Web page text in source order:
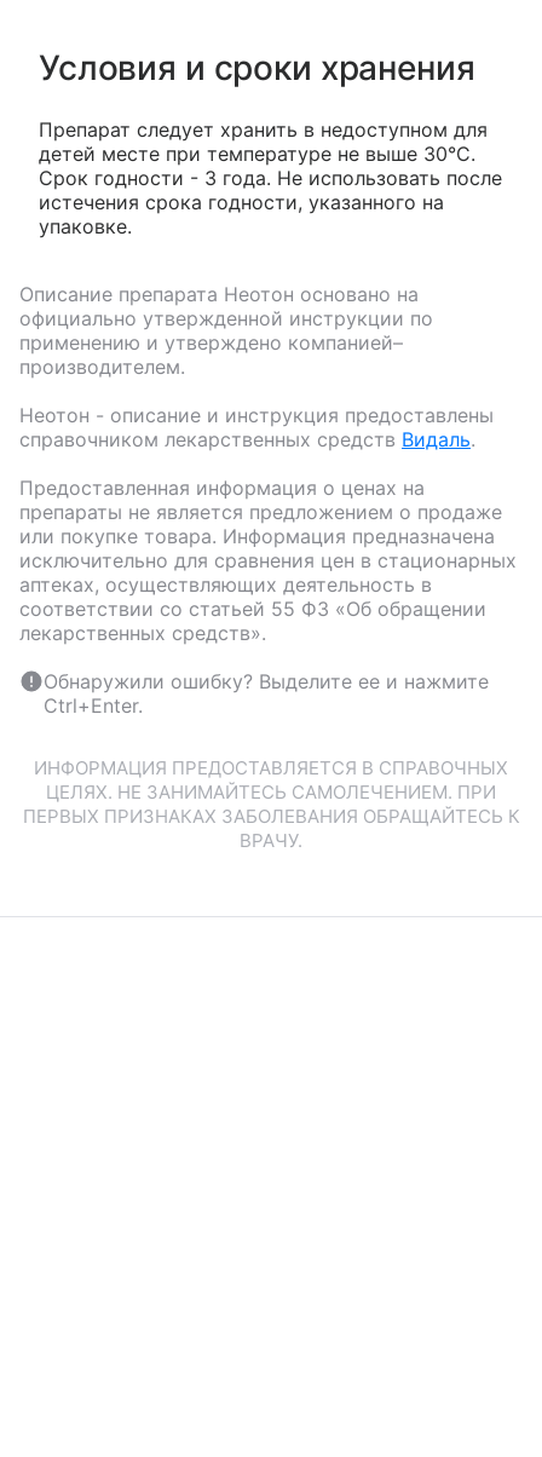
Условия и сроки хранения
Препарат следует хранить в недоступном для
детей месте при температуре не выше 30°C.
Срок годности - 3 года. Не использовать после
истечения срока годности, указанного на
упаковке.
Описание препарата Неотон основано на
официально утвержденной инструкции по
применению и утверждено компанией–
производителем.
Неотон - описание и инструкция предоставлены
справочником лекарственных средств Видаль.
Предоставленная информация о ценах на
препараты не является предложением о продаже
или покупке товара. Информация предназначена
исключительно для сравнения цен в стационарных
аптеках, осуществляющих деятельность в
соответствии со статьей 55 ФЗ «Об обращении
лекарственных средств».
Обнаружили ошибку? Выделите ее и нажмите
Ctrl+Enter.
ИНФОРМАЦИЯ ПРЕДОСТАВЛЯЕТСЯ В СПРАВОЧНЫХ
ЦЕЛЯХ. НЕ ЗАНИМАЙТЕСЬ САМОЛЕЧЕНИЕМ. ПРИ
ПЕРВЫХ ПРИЗНАКАХ ЗАБОЛЕВАНИЯ ОБРАЩАЙТЕСЬ К
ВРАЧУ.